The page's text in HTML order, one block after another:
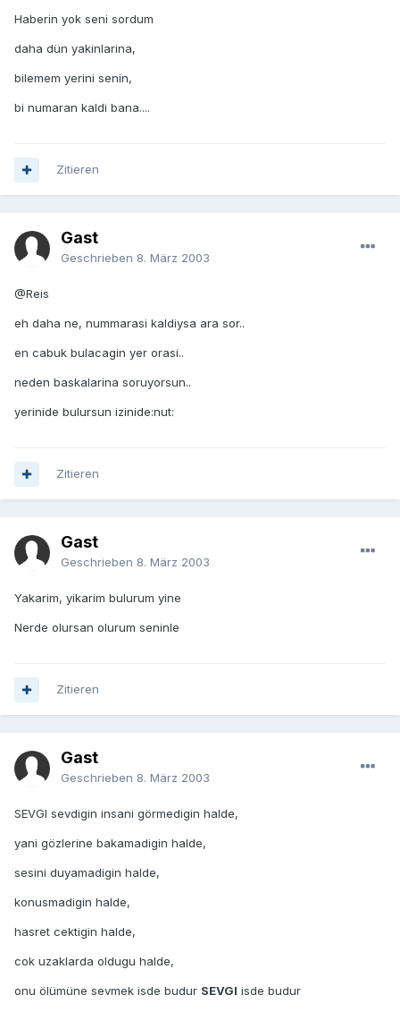
Haberin yok seni sordum
daha dün yakinlarina,
bilemem yerini senin,
bi numaran kaldi bana....
Zitieren
Gast
Geschrieben 8. März 2003
@Reis
eh daha ne, nummarasi kaldiysa ara sor..
en cabuk bulacagin yer orasi..
neden baskalarina soruyorsun..
yerinide bulursun izinide:nut:
Zitieren
Gast
Geschrieben 8. März 2003
Yakarim, yikarim bulurum yine
Nerde olursan olurum seninle
Zitieren
Gast
Geschrieben 8. März 2003
SEVGI sevdigin insani görmedigin halde,
yani gözlerine bakamadigin halde,
sesini duyamadigin halde,
konusmadigin halde,
hasret cektigin halde,
cok uzaklarda oldugu halde,
onu ölümüne sevmek isde budur SEVGI isde budur